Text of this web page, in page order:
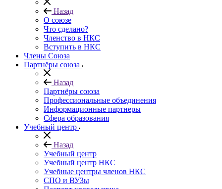
Назад
О союзе
Что сделано?
Членство в НКС
Вступить в НКС
Члены Союза
Партнёры союза
Назад
Партнёры союза
Профессиональные объединения
Информационные партнеры
Сфера образования
Учебный центр
Назад
Учебный центр
Учебный центр НКС
Учебные центры членов НКС
СПО и ВУЗы